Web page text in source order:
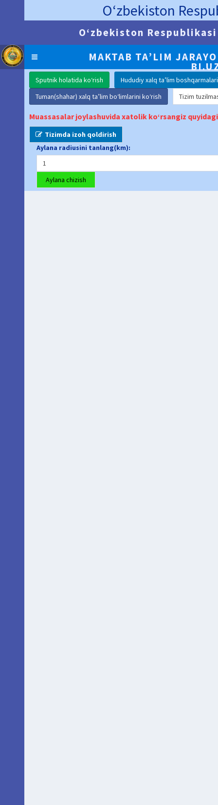
O‘zbekiston
O‘zbekiston
BI.UZEDU.UZ
MAKTAB TA’LIM
Sputnik holatida ko‘rish
Hududiy xalq ta’lim
Tuman(shahar) xalq ta’lim bo‘limlarini ko‘rish
Tizim
Muassasalar joylashuvida xatolik ko‘rsangiz
Tizimda izoh qoldirish
Aylana radiusini tanlang(km):
1
Aylana chizish